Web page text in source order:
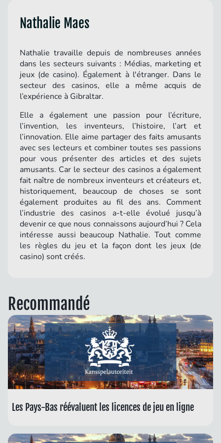
Nathalie Maes
Nathalie travaille depuis de nombreuses années
dans les secteurs suivants : Médias, marketing et
jeux (de casino). Également à l'étranger. Dans le
secteur des casinos, elle a même acquis de
l’expérience à Gibraltar.
Elle a également une passion pour l’écriture,
l’invention, les inventeurs, l’histoire, l’art et
l’innovation. Elle aime partager des faits amusants
avec ses lecteurs et combiner toutes ses passions
pour vous présenter des articles et des sujets
amusants. Car le secteur des casinos a également
fait naître de nombreux inventeurs et créateurs et,
historiquement, beaucoup de choses se sont
également produites au fil des ans. Comment
l’industrie des casinos a-t-elle évolué jusqu’à
devenir ce que nous connaissons aujourd’hui ? Cela
intéresse aussi beaucoup Nathalie. Tout comme
les règles du jeu et la façon dont les jeux (de
casino) sont créés.
Recommandé
Les Pays-Bas réévaluent les licences de jeu en ligne